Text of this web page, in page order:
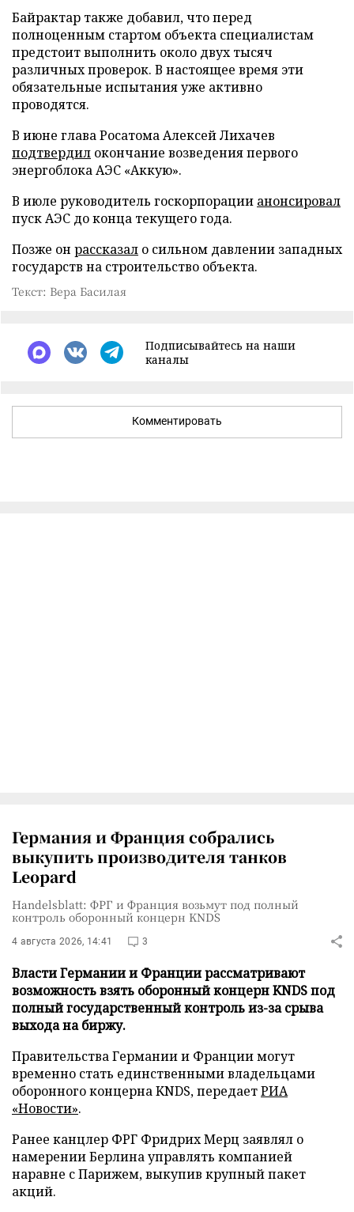
Байрактар также добавил, что перед
полноценным стартом объекта специалистам
предстоит выполнить около двух тысяч
различных проверок. В настоящее время эти
обязательные испытания уже активно
проводятся.
В июне глава Росатома Алексей Лихачев
подтвердил окончание возведения первого
энергоблока АЭС «Аккую».
В июле руководитель госкорпорации анонсировал
пуск АЭС до конца текущего года.
Позже он рассказал о сильном давлении западных
государств на строительство объекта.
Текст: Вера Басилая
Подписывайтесь на наши
каналы
Комментировать
Германия и Франция собрались
выкупить производителя танков
Leopard
Handelsblatt: ФРГ и Франция возьмут под полный
контроль оборонный концерн KNDS
4 августа 2026, 14:41 3
Власти Германии и Франции рассматривают
возможность взять оборонный концерн KNDS под
полный государственный контроль из-за срыва
выхода на биржу.
Правительства Германии и Франции могут
временно стать единственными владельцами
оборонного концерна KNDS, передаетРИА
«Новости».
Ранее канцлер ФРГ Фридрих Мерц заявлял о
намерении Берлина управлять компанией
наравне с Парижем, выкупив крупный пакет
акций.